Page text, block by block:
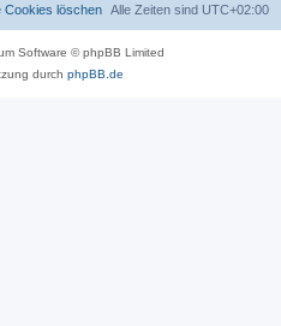
Alle Zeiten sind UTC+02:00
Cookies löschen
Software © phpBB Limited
durch phpBB.de